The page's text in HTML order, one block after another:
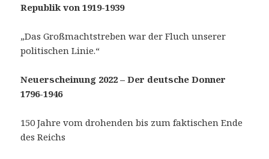
Republik von 1919-1939
„Das Großmachtstreben war der Fluch unserer
politischen Linie.“
Neuerscheinung 2022 – Der deutsche Donner
1796-1946
150 Jahre vom drohenden bis zum faktischen Ende
des Reichs